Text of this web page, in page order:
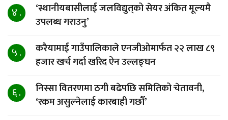
४ .
‘स्थानीयबासीलाई जलविद्युत्‌को सेयर अंकित मूल्यमै
उपलब्ध गराउनु’
५ .
करैयामाई गाउँपालिकाले एनजीओमार्फत २२ लाख ८९
हजार खर्च गर्दा खरिद ऐन उल्लङ्घन
६ .
निस्सा वितरणमा ठगी बढेपछि समितिको चेतावनी,
‘रकम असुल्नेलाई कारबाही गर्छाैं’